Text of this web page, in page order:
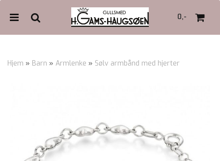
0,-
Hjem » Barn » Armlenke » Sølv armbånd med hjerter